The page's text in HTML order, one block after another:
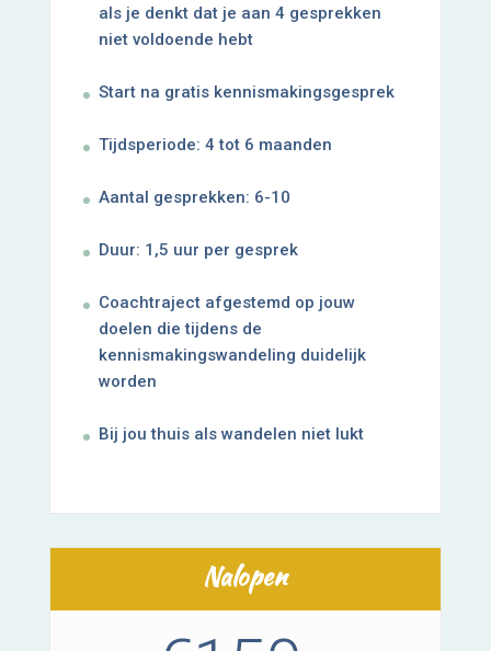
als je denkt dat je aan 4 gesprekken
niet voldoende hebt
Start na gratis kennismakingsgesprek
Tijdsperiode: 4 tot 6 maanden
Aantal gesprekken: 6-10
Duur: 1,5 uur per gesprek
Coachtraject afgestemd op jouw
doelen die tijdens de
kennismakingswandeling duidelijk
worden
Bij jou thuis als wandelen niet lukt
Nalopen